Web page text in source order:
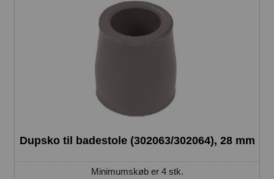
Dupsko til badestole (302063/302064), 28 mm
Minimumskøb er 4 stk.